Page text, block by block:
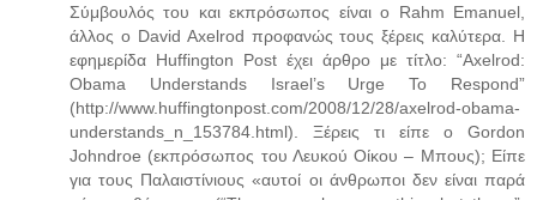
Σύμβουλός του και εκπρόσωπος είναι ο Rahm Emanuel,
άλλος ο David Axelrod προφανώς τους ξέρεις καλύτερα. Η
εφημερίδα Huffington Post έχει άρθρο με τίτλο: “Axelrod:
Obama Understands Israel’s Urge To Respond”
(http://www.huffingtonpost.com/2008/12/28/axelrod-obama-
understands_n_153784.html). Ξέρεις τι είπε ο Gordon
Johndroe (εκπρόσωπος του Λευκού Οίκου – Μπους); Είπε
για τους Παλαιστίνιους «αυτοί οι άνθρωποι δεν είναι παρά